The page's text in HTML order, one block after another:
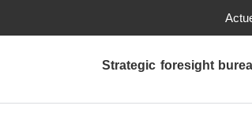
Strategic foresight